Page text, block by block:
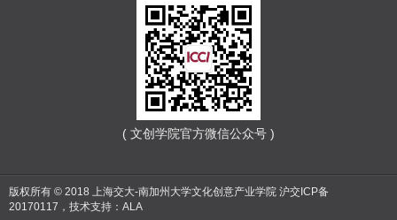
( 文创学院官方微信公众号 )
版权所有 © 2018 上海交大-南加州大学文化创意产业学院 沪交ICP备
20170117 ，技术支持： ALA